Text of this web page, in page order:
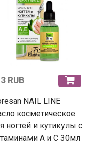
RUB
NAIL LINE
косметическое
ногтей и кутикулы с
А и С 30мл